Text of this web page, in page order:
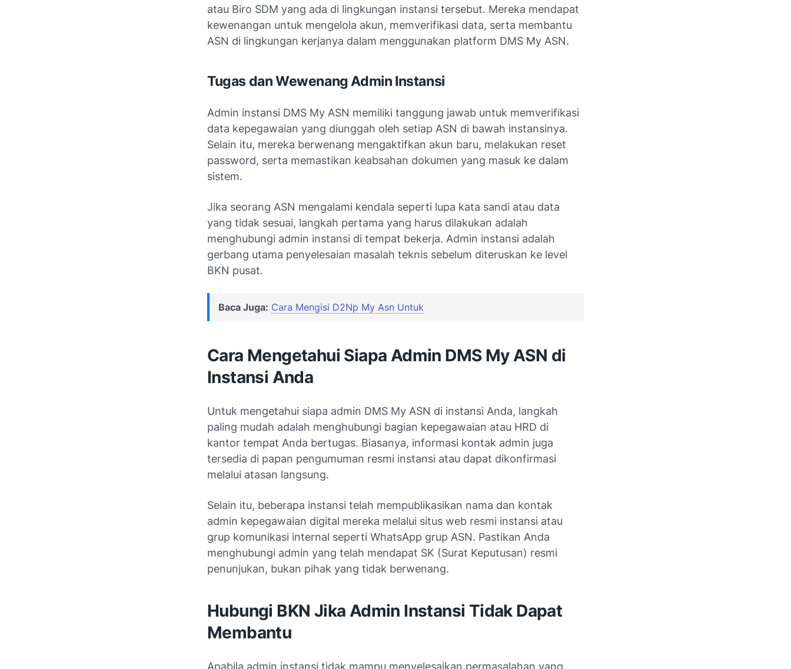
atau Biro SDM yang ada di lingkungan instansi tersebut. Mereka mendapat
kewenangan untuk mengelola akun, memverifikasi data, serta membantu
ASN di lingkungan kerjanya dalam menggunakan platform DMS My ASN.
Tugas dan Wewenang Admin Instansi
Admin instansi DMS My ASN memiliki tanggung jawab untuk memverifikasi
data kepegawaian yang diunggah oleh setiap ASN di bawah instansinya.
Selain itu, mereka berwenang mengaktifkan akun baru, melakukan reset
password, serta memastikan keabsahan dokumen yang masuk ke dalam
sistem.
Jika seorang ASN mengalami kendala seperti lupa kata sandi atau data
yang tidak sesuai, langkah pertama yang harus dilakukan adalah
menghubungi admin instansi di tempat bekerja. Admin instansi adalah
gerbang utama penyelesaian masalah teknis sebelum diteruskan ke level
BKN pusat.
Baca Juga: Cara Mengisi D2Np My Asn Untuk
Cara Mengetahui Siapa Admin DMS My ASN di
Instansi Anda
Untuk mengetahui siapa admin DMS My ASN di instansi Anda, langkah
paling mudah adalah menghubungi bagian kepegawaian atau HRD di
kantor tempat Anda bertugas. Biasanya, informasi kontak admin juga
tersedia di papan pengumuman resmi instansi atau dapat dikonfirmasi
melalui atasan langsung.
Selain itu, beberapa instansi telah mempublikasikan nama dan kontak
admin kepegawaian digital mereka melalui situs web resmi instansi atau
grup komunikasi internal seperti WhatsApp grup ASN. Pastikan Anda
menghubungi admin yang telah mendapat SK (Surat Keputusan) resmi
penunjukan, bukan pihak yang tidak berwenang.
Hubungi BKN Jika Admin Instansi Tidak Dapat
Membantu
Apabila admin instansi tidak mampu menyelesaikan permasalahan yang